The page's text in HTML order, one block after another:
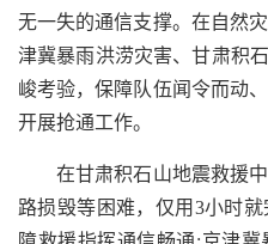
无一失的通信支撑。在自然
津冀暴雨洪涝灾害、甘肃积
峻考验，保障队伍闻令而动
开展抢通工作。
在甘肃积石山地震救援中
路损毁等困难，仅用3小时